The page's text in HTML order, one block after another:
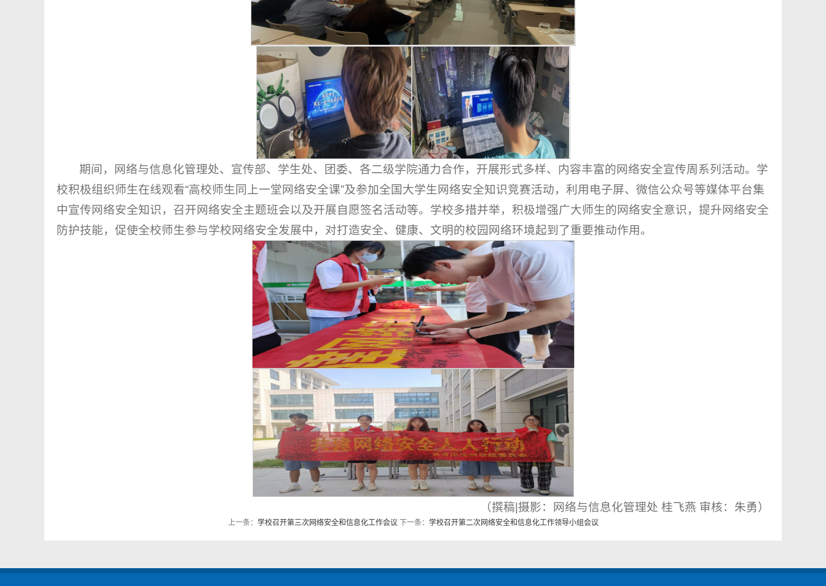
期间，网络与信息化管理处、宣传部、学生处、团委、各二级学院通力合作，开展形式多样、内容丰富的网络安全宣传周系列活动。学
校积极组织师生在线观看“高校师生同上一堂网络安全课”及参加全国大学生网络安全知识竞赛活动，利用电子屏、微信公众号等媒体平台集
中宣传网络安全知识，召开网络安全主题班会以及开展自愿签名活动等。学校多措并举，积极增强广大师生的网络安全意识，提升网络安全
防护技能，促使全校师生参与学校网络安全发展中，对打造安全、健康、文明的校园网络环境起到了重要推动作用。
（撰稿|摄影：网络与信息化管理处 桂飞燕 审核：朱勇）
上一条： 学校召开第三次网络安全和信息化工作会议 下一条： 学校召开第二次网络安全和信息化工作领导小组会议